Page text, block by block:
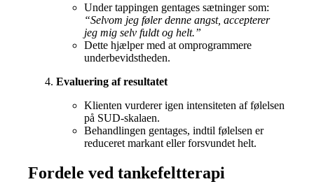
Under tappingen gentages sætninger som:
“Selvom jeg føler denne angst, accepterer
jeg mig selv fuldt og helt.”
Dette hjælper med at omprogrammere
underbevidstheden.
Evaluering af resultatet
Klienten vurderer igen intensiteten af følelsen
på SUD-skalaen.
Behandlingen gentages, indtil følelsen er
reduceret markant eller forsvundet helt.
Fordele ved tankefeltterapi